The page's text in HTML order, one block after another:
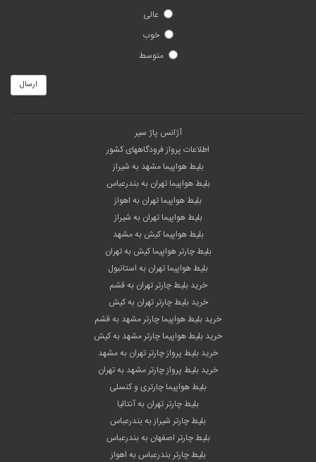
عالی
خوب
متوسط
ارسال
آژانس پاژ سیر
اطلاعات پرواز فرودگاههای کشور
بلیط هواپیما مشهد به شیراز
بلیط هواپیما تهران به بندرعباس
بلیط هواپیما تهران به اهواز
بلیط هواپیما تهران به شیراز
بلیط هواپیما کیش به مشهد
بلیط چارتر هواپیما کیش به تهران
بلیط هواپیما تهران به استانبول
خرید بلیط چارتر تهران به قشم
خرید بلیط چارتر تهران به کیش
خرید بلیط هواپیما چارتر مشهد به قشم
خرید بلیط هواپیما چارتر مشهد به کیش
خرید بلیط پرواز چارتر تهران به مشهد
خرید بلیط پرواز چارتر مشهد به تهران
بلیط هواپیما چارتری و کنسلی
بلیط چارتر تهران به آنتالیا
بلیط چارتر شیراز به بندرعباس
بلیط چارتر اصفهان به بندرعباس
بلیط چارتر بندرعباس به اهواز